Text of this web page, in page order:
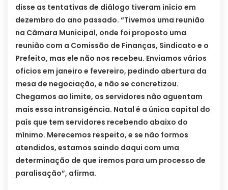
disse as tentativas de diálogo tiveram início em
dezembro do ano passado. “Tivemos uma reunião
na Câmara Municipal, onde foi proposto uma
reunião com a Comissão de Finanças, Sindicato e o
Prefeito, mas ele não nos recebeu. Enviamos vários
oficios em janeiro e fevereiro, pedindo abertura da
mesa de negociação, e não se concretizou.
Chegamos ao limite, os servidores não aguentam
mais essa intransigência. Natal é a única capital do
país que tem servidores recebendo abaixo do
mínimo. Merecemos respeito, e se não formos
atendidos, estamos saindo daqui com uma
determinação de que iremos para um processo de
paralisação”, afirma.